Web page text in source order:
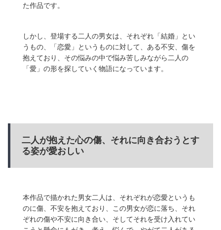
た作品です。
しかし、登場する二人の男女は、それぞれ「結婚」とい
うもの、「恋愛」というものに対して、ある不安、傷を
抱えており、その悩みの中で悩み苦しみながら二人の
「愛」の形を探していく物語になっています。
二人が抱えた心の傷、それに向き合おうとす
る姿が愛おしい
本作品で描かれた男女二人は、それぞれが恋愛というも
のに傷、不安を抱えており、この男女が恋に落ち、それ
ぞれの傷や不安に向き合い、そしてそれを受け入れてい